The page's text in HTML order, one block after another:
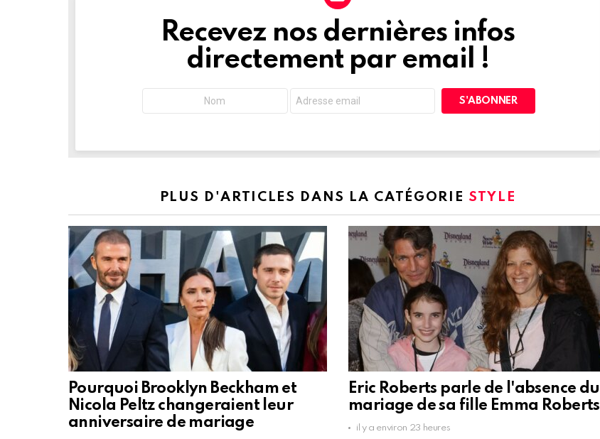
NEWSLETTERRecevez nos dernières infos
directement par email !
PLUS D'ARTICLES DANS LA CATÉGORIE STYLE
Pourquoi Brooklyn Beckham et
Nicola Peltz changeraient leur
anniversaire de mariage
Eric Roberts parle de l'absence du
mariage de sa fille Emma Roberts
il y a environ 23 heures